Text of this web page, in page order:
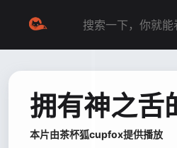
拥有神之舌
本片由茶杯狐cupfox提供播放